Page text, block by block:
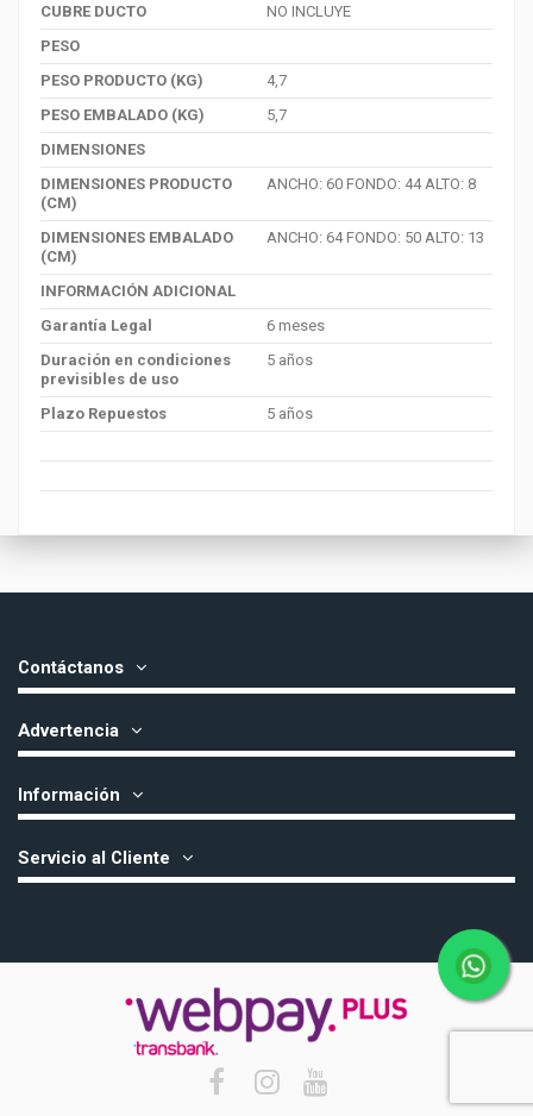
CUBRE DUCTO
NO INCLUYE
PESO
PESO PRODUCTO (KG)
4,7
PESO EMBALADO (KG)
5,7
DIMENSIONES
DIMENSIONES PRODUCTO
(CM)
ANCHO: 60 FONDO: 44 ALTO: 8
DIMENSIONES EMBALADO
(CM)
ANCHO: 64 FONDO: 50 ALTO: 13
INFORMACIÓN ADICIONAL
Garantía Legal
6 meses
Duración en condiciones
previsibles de uso
5 años
Plazo Repuestos 5 años
Contáctanos
Advertencia
Información
Servicio al Cliente